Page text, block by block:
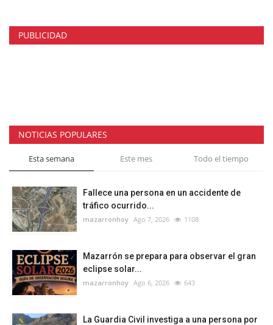
PUBLICIDAD
NOTICIAS POPULARES
Esta semana Este mes Todo el tiempo
Fallece una persona en un accidente de
tráfico ocurrido...
mazarronhoy Ago 7, 2026 1108
Mazarrón se prepara para observar el gran
eclipse solar...
mazarronhoy Ago 6, 2026 643
La Guardia Civil investiga a una persona por